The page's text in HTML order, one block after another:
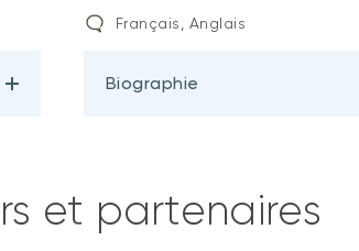
Français, Anglais
Biographie
et partenaires